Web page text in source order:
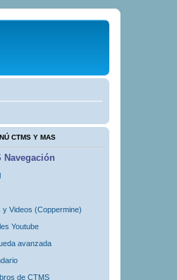
CTMS Y MAS
Navegación
y Videos (Coppermine)
Youtube
avanzada
de CTMS